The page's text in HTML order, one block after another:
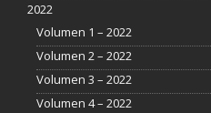
2022
Volumen 1 – 2022
Volumen 2 – 2022
Volumen 3 – 2022
Volumen 4 – 2022